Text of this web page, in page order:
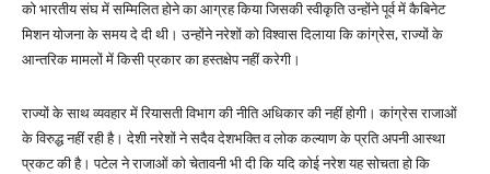
को भारतीय संघ में सम्मिलित होने का आग्रह किया जिसकी स्वीकृति उन्होंने पूर्व में कैबिनेट
मिशन योजना के समय दे दी थी। उन्होंने नरेशों को विश्वास दिलाया कि कांग्रेस, राज्यों के
आन्तरिक मामलों में किसी प्रकार का हस्तक्षेप नहीं करेगी।
राज्यों के साथ व्यवहार में रियासती विभाग की नीति अधिकार की नहीं होगी। कांग्रेस राजाओं
के विरुद्ध नहीं रही है। देशी नरेशों ने सदैव देशभक्ति व लोक कल्याण के प्रति अपनी आस्था
प्रकट की है। पटेल ने राजाओं को चेतावनी भी दी कि यदि कोई नरेश यह सोचता हो कि